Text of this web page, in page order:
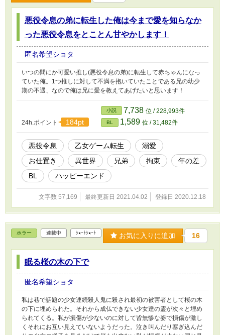
悪役令息の弟に転生した俺は今まで愛を知らなか
った悪役令息をとことん甘やかします！
匿名希望ショタ
いつの間にか可愛い推し(悪役令息の弟)に転生して赤ちゃんになっ
ていた俺。1つ推しに対して不満を抱いていたことである兄の幼少
期の不遇、なので俺は兄に愛を教えてあげたいと思います！
24h.ポイント 184pt
小説 7,738 位 / 228,993件
BL 1,589 位 / 31,482件
悪役令息 乙女ゲーム転生
溺愛
お仕置き
異世界 兄弟 拘束
年の差
BL
ハッピーエンド
文字数 57,169 最終更新日 2021.04.02 登録日 2020.12.18
ホラー 連載中 ｼｮｰﾄｼｮｰﾄ お気に入りに追加 16
眠る桜の木の下で
匿名希望ショタ
私は巷で話題の少女連続殺人鬼に殺され最初の被害者として桜の木
の下に埋められた。それから成仏できない少女達の霊が次々と埋め
られてくる。私が損傷が少ないのに対して皆無惨な姿で損傷が激し
くそれにお互い見えていないようだった。泣き叫んだり塞ぎ込んだ